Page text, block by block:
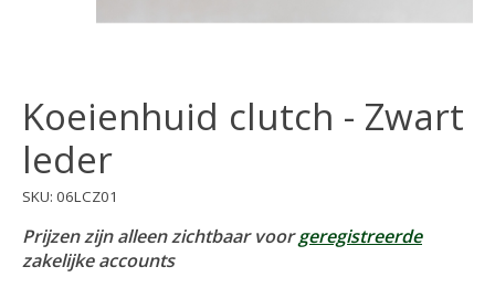
Koeienhuid clutch - Zwart
leder
SKU: 06LCZ01
Prijzen zijn alleen zichtbaar voorgeregistreerde
zakelijke accounts